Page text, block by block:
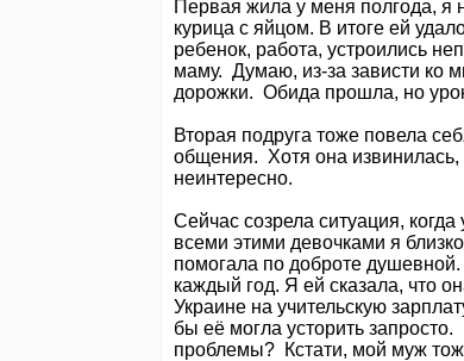
Первая жила у меня полгода, я
курица с яйцом. В итоге ей
ребенок, работа, устроились
маму. Думаю, из-за зависти ко
дорожки. Обида прошла, но
Вторая подруга тоже повела
общения. Хотя она извинилась,
неинтересно.
Сейчас созрела ситуация,
всеми этими девочками я
помогала по доброте
каждый год. Я ей сказала, что
Украине на учительскую
бы её могла усторить
проблемы? Кстати, мой муж